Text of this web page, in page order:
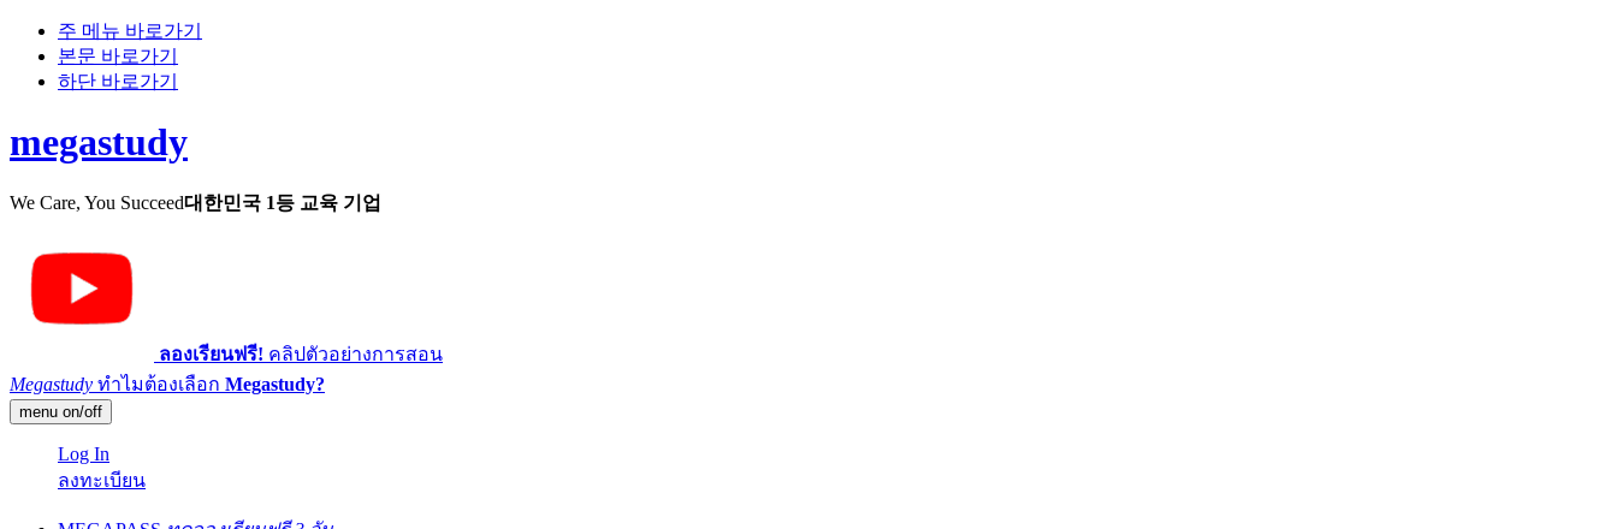
주 메뉴 바로가기
본문 바로가기
하단 바로가기
megastudy
We Care, You Succeed대한민국 1등 교육 기업
ลองเรียนฟรี! คลิปตัวอย่างการสอน
Megastudy ทำไมต้องเลือก Megastudy?
menu on/off
Log In
ลงทะเบียน